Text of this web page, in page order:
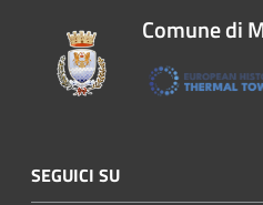
Comune di
SEGUICI SU